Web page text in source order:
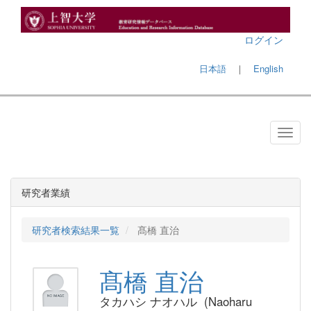
ログイン
日本語 ｜ English
研究者業績
研究者検索結果一覧 髙橋 直治
髙橋 直治
タカハシ ナオハル (Naoharu